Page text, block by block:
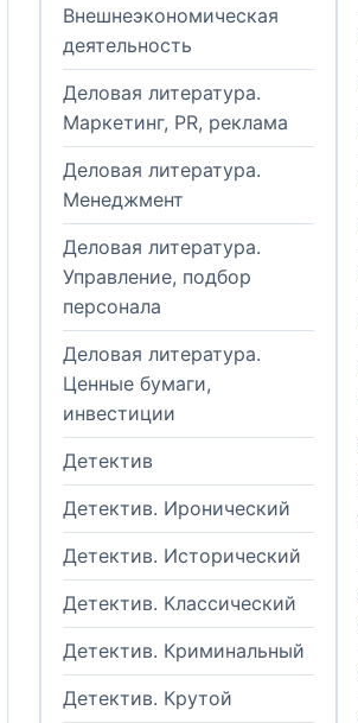
Внешнеэкономическая
деятельность
Деловая литература.
Маркетинг, PR, реклама
Деловая литература.
Менеджмент
Деловая литература.
Управление, подбор
персонала
Деловая литература.
Ценные бумаги,
инвестиции
Детектив
Детектив. Иронический
Детектив. Исторический
Детектив. Классический
Детектив. Криминальный
Детектив. Крутой